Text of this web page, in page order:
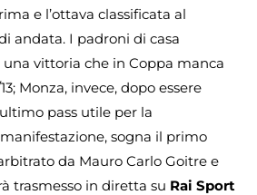
e l’ottava classificata al
andata. I padroni di casa
vittoria che in Coppa manca
Monza, invece, dopo essere
pass utile per la
sogna il primo
da Mauro Carlo Goitre e
trasmesso in diretta su Rai Sport